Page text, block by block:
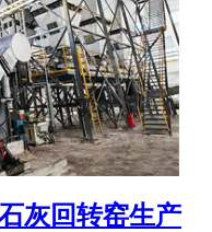
灰回转窑生产